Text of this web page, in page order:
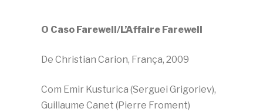
O Caso Farewell/L’Affaire Farewell
De Christian Carion, França, 2009
Com Emir Kusturica (Serguei Grigoriev),
Guillaume Canet (Pierre Froment)